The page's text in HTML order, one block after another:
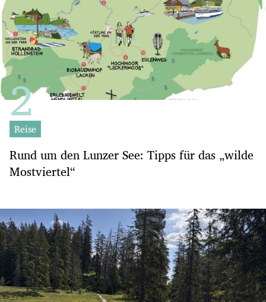
Reise
Rund um den Lunzer See: Tipps für das „wilde
Mostviertel“